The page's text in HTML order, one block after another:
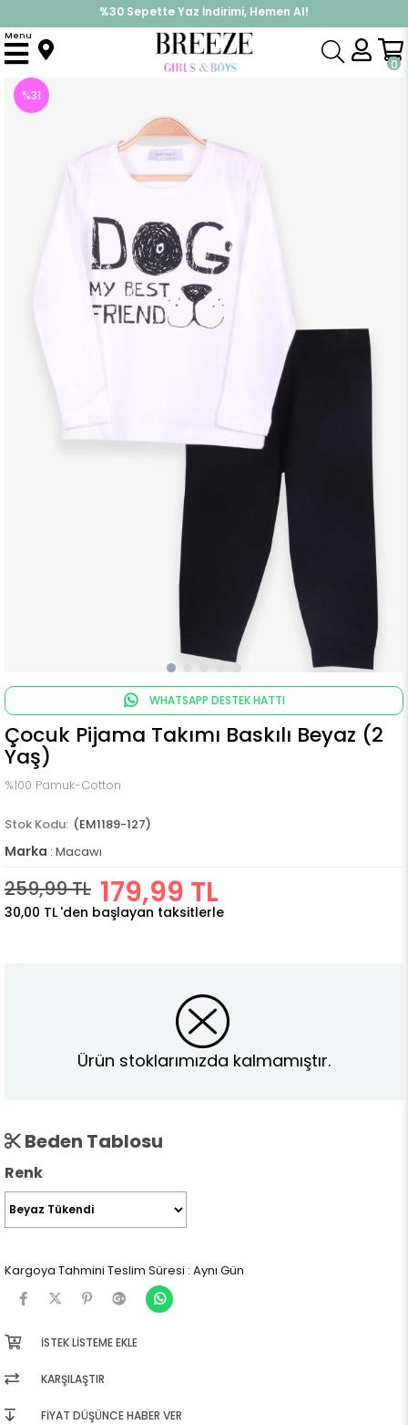
İndirimlere ek %10 İndirimi Kap, Hemen Üye Ol!
0
Menu
Anasayfa Pijama & İç Giyim ERKEK Pijama Takımı
%31
WHATSAPP DESTEK HATTI
Çocuk Pijama Takımı Baskılı Beyaz (2
Yaş)
%100 Pamuk-Cotton
(EM1189-127)
Marka : Macawı
259,99 TL 179,99 TL
30,00 TL 'den başlayan taksitlerle
Ürün stoklarımızda kalmamıştır.
Beden Tablosu
Renk
Kargoya Tahmini Teslim Süresi : Aynı Gün
İSTEK LISTEME EKLE
KARŞILAŞTIR
FIYAT DÜŞÜNCE HABER VER